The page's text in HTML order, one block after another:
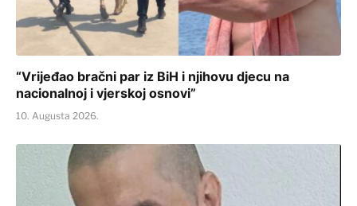
“Vrijeđao bračni par iz BiH i njihovu djecu na
nacionalnoj i vjerskoj osnovi”
10. Augusta 2026.